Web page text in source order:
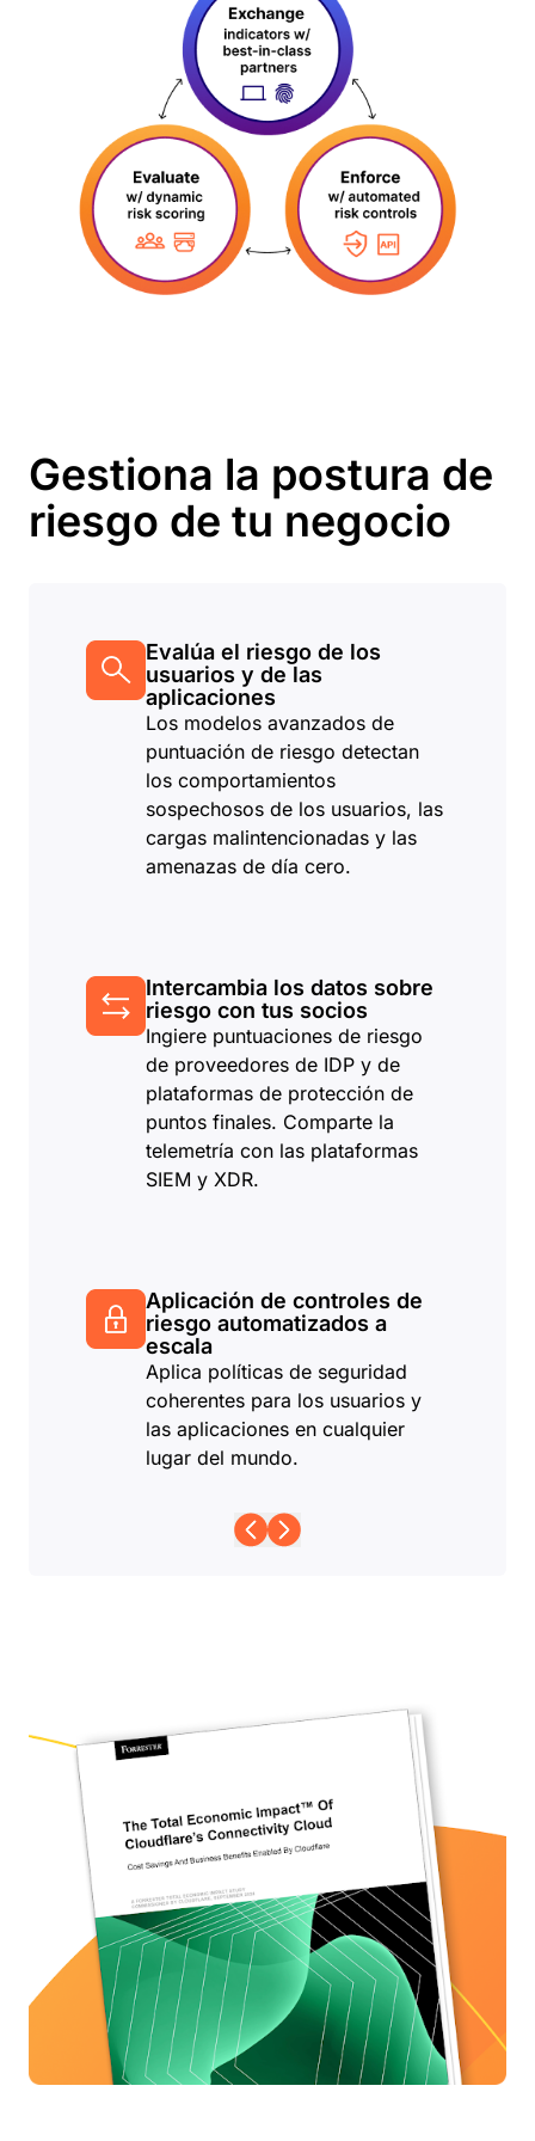
Gestiona la postura de
riesgo de tu negocio
Evalúa el riesgo de los
usuarios y de las
aplicaciones
Los modelos avanzados de
puntuación de riesgo detectan
los comportamientos
sospechosos de los usuarios, las
cargas malintencionadas y las
amenazas de día cero.
Intercambia los datos sobre
riesgo con tus socios
Ingiere puntuaciones de riesgo
de proveedores de IDP y de
plataformas de protección de
puntos finales. Comparte la
telemetría con las plataformas
SIEM y XDR.
Aplicación de controles de
riesgo automatizados a
escala
Aplica políticas de seguridad
coherentes para los usuarios y
las aplicaciones en cualquier
lugar del mundo.